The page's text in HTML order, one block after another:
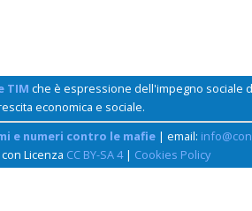
TIM che è espressione dell'impegno sociale
economica e sociale.
e numeri contro le mafie | email:
Licenza CC BY-SA 4| Cookies Policy